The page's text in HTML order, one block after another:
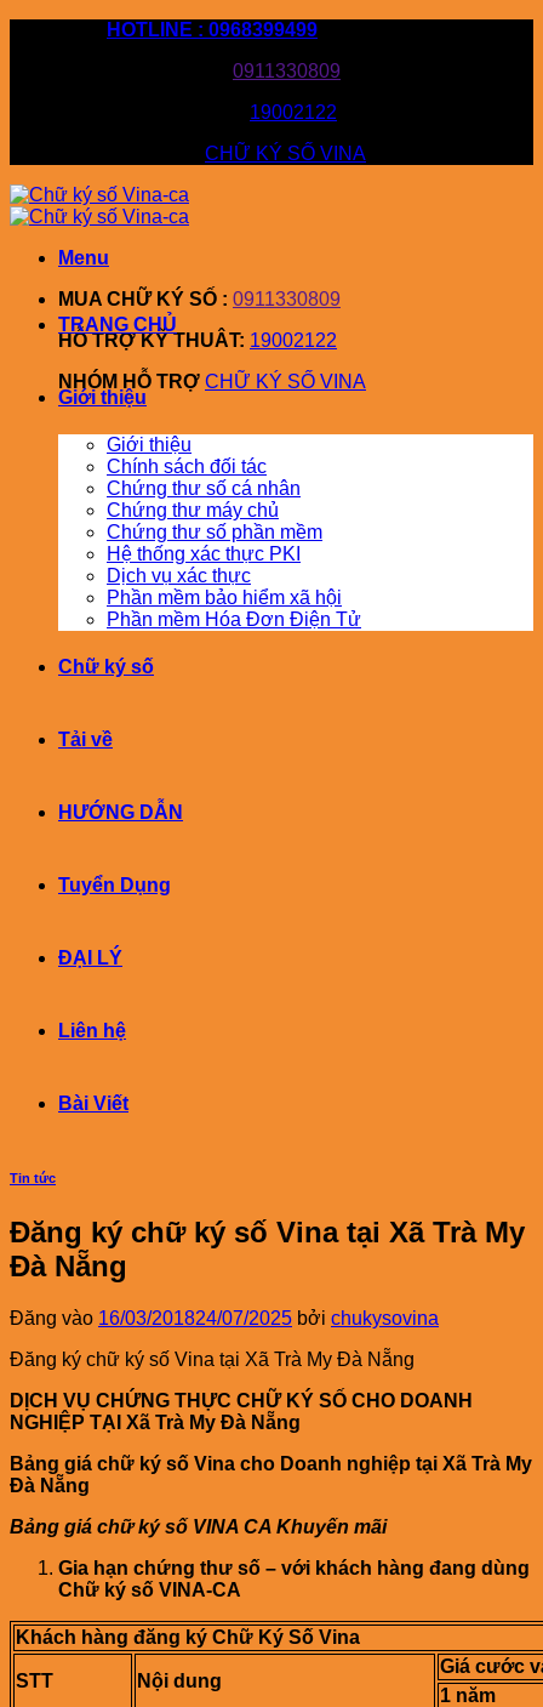
HOTLINE : 0968399499
0911330809
19002122
CHỮ KÝ SỐ VINA
Menu
MUA CHỮ KÝ SỐ : 0911330809
HỖ TRỢ KỸ THUÂT: 19002122
NHÓM HỖ TRỢ CHỮ KÝ SỐ VINA
TRANG CHỦ
Giới thiệu
Giới thiệu
Chính sách đối tác
Chứng thư số cá nhân
Chứng thư máy chủ
Chứng thư số phần mềm
Hệ thống xác thực PKI
Dịch vụ xác thực
Phần mềm bảo hiểm xã hội
Phần mềm Hóa Đơn Điện Tử
Chữ ký số
Tải về
HƯỚNG DẪN
Tuyển Dụng
ĐẠI LÝ
Liên hệ
Bài Viết
Tin tức
Đăng ký chữ ký số Vina tại Xã Trà My
Đà Nẵng
Đăng vào 16/03/201824/07/2025 bởi chukysovina
Đăng ký chữ ký số Vina tại Xã Trà My Đà Nẵng
DỊCH VỤ CHỨNG THỰC CHỮ KÝ SỐ CHO DOANH
NGHIỆP TẠI Xã Trà My Đà Nẵng
Bảng giá chữ ký số Vina cho Doanh nghiệp tại Xã Trà My
Đà Nẵng
Bảng giá chữ ký số VINA CA Khuyến mãi
Gia hạn chứng thư số – với khách hàng đang dùng
Chữ ký số VINA-CA
Khách hàng đăng ký Chữ Ký Số Vina
STT Nội dung
Giá cước
1 năm